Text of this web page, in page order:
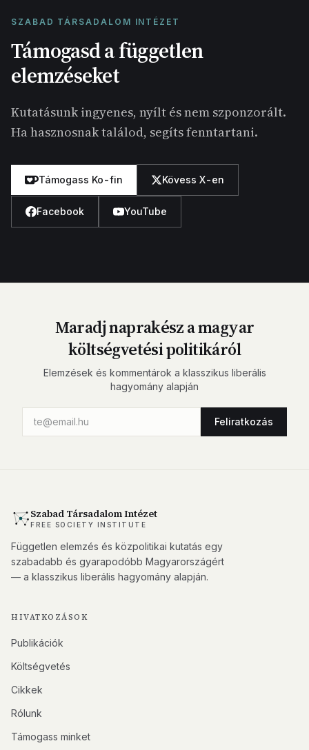
SZABAD TÁRSADALOM INTÉZET
Támogasd a független
elemzéseket
Kutatásunk ingyenes, nyílt és nem szponzorált.
Ha hasznosnak találod, segíts fenntartani.
Támogass Ko-fin Kövess X-en
Facebook YouTube
Maradj naprakész a magyar
költségvetési politikáról
Elemzések és kommentárok a klasszikus liberális
hagyomány alapján
Feliratkozás
Szabad Társadalom Intézet
FREE SOCIETY INSTITUTE
Független elemzés és közpolitikai kutatás egy
szabadabb és gyarapodóbb Magyarországért
— a klasszikus liberális hagyomány alapján.
HIVATKOZÁSOK
Publikációk
Költségvetés
Cikkek
Rólunk
Támogass minket